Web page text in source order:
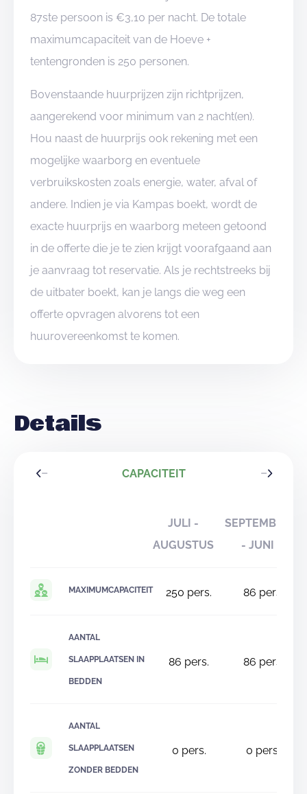
87ste persoon is €3,10 per nacht. De totale
maximumcapaciteit van de Hoeve +
tentengronden is 250 personen.
Bovenstaande huurprijzen zijn richtprijzen,
aangerekend voor minimum van 2 nacht(en).
Hou naast de huurprijs ook rekening met een
mogelijke waarborg en eventuele
verbruikskosten zoals energie, water, afval of
andere. Indien je via Kampas boekt, wordt de
exacte huurprijs en waarborg meteen getoond
in de offerte die je te zien krijgt voorafgaand aan
je aanvraag tot reservatie. Als je rechtstreeks bij
de uitbater boekt, kan je langs die weg een
offerte opvragen alvorens tot een
huurovereenkomst te komen.
Details
CAPACITEIT
JULI -
AUGUSTUS
SEPTEMBER
- JUNI
MAXIMUMCAPACITEIT 250 pers. 86 pers.
AANTAL
SLAAPPLAATSEN IN
BEDDEN
86 pers. 86 pers.
AANTAL
SLAAPPLAATSEN
ZONDER BEDDEN
0 pers. 0 pers.